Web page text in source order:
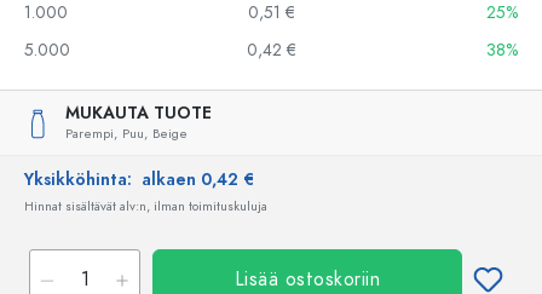
1.000
0,51 €
25%
5.000
0,42 € 38%
MUKAUTA TUOTE
Parempi, Puu, Beige
Yksikköhinta: alkaen 0,42 €
Hinnat sisältävät alv:n, ilman toimituskuluja
Lisää ostoskoriin